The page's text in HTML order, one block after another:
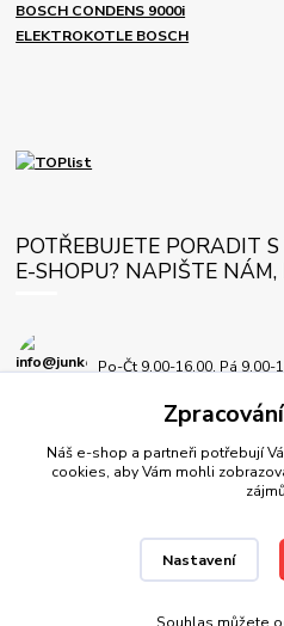
BOSCH CONDENS 9000i
ELEKTROKOTLE BOSCH
POTŘEBUJETE PORADIT
E-SHOPU? NAPIŠTE
Po-Čt 9.00-16.00, Pá 9.00-
Náš e-shop a partneři potřebují
cookies, aby Vám mohli
Nastavení
Souhlas můžete